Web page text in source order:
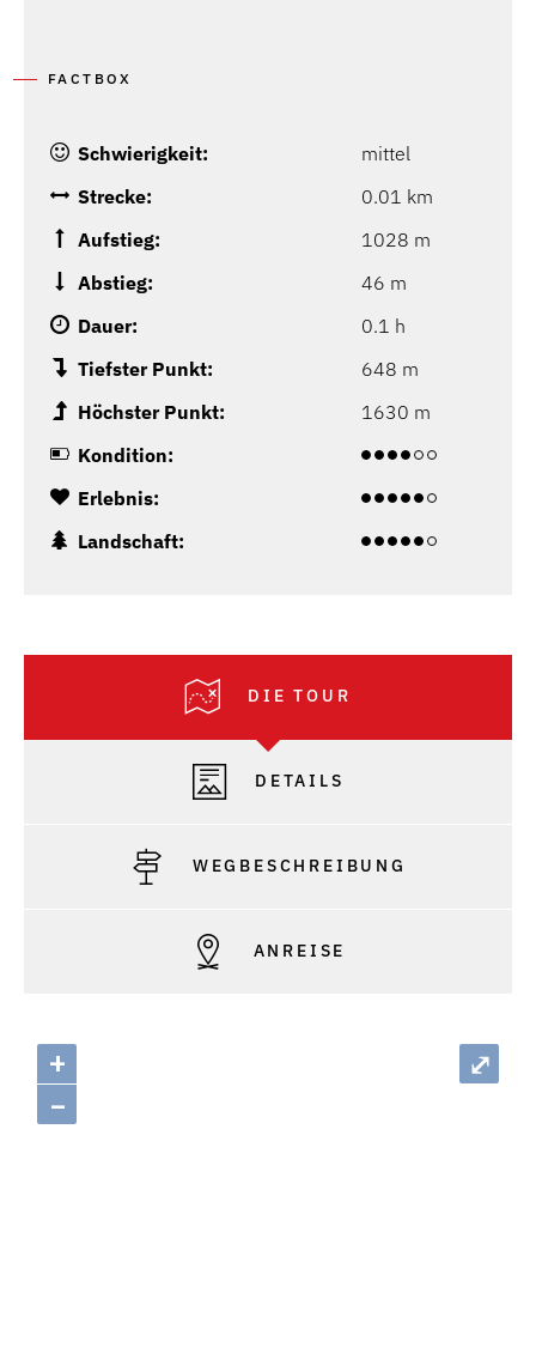
FACTBOX
Schwierigkeit:
mittel
Strecke:
0.01 km
Aufstieg:
1028 m
Abstieg:
46 m
Dauer:
0.1 h
Tiefster Punkt:
648 m
Höchster Punkt:
1630 m
Kondition:
Erlebnis:
Landschaft:
DIE TOUR
DETAILS
WEGBESCHREIBUNG
ANREISE
+
–
⤢